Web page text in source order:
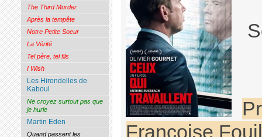
Françoise
The Third Murder
Après la tempête
Notre Petite Soeur
La Vérité
Tel père, tel fils
I Wish
Les Hirondelles de
Kaboul
Ne croyez surtout pas que
je hurle
Martin Eden
Quand passent les